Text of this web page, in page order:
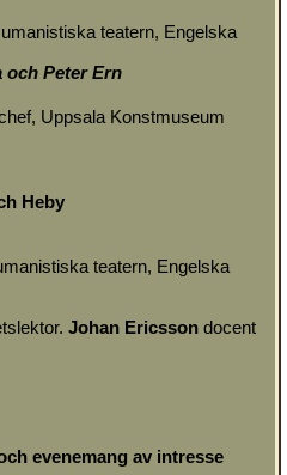
teatern, Engelska
och Peter Ern
Uppsala Konstmuseum
Heby
teatern, Engelska
Johan Ericsson docent
evenemang av intresse